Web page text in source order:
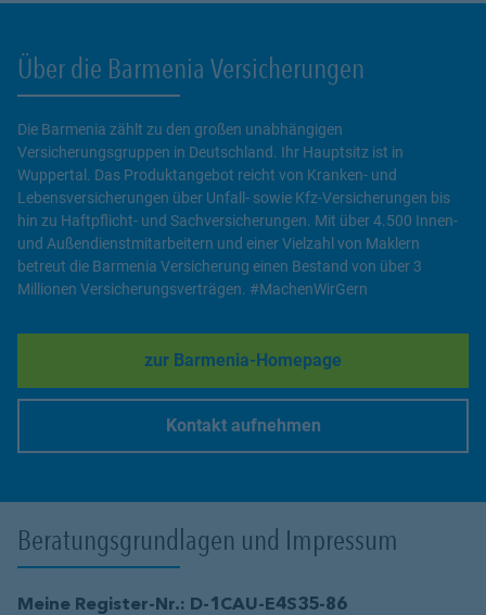
Über die Barmenia Versicherungen
Die Barmenia zählt zu den großen unabhängigen
Versicherungsgruppen in Deutschland. Ihr Hauptsitz ist in
Wuppertal. Das Produktangebot reicht von Kranken- und
Lebensversicherungen über Unfall- sowie Kfz-Versicherungen bis
hin zu Haftpflicht- und Sachversicherungen. Mit über 4.500 Innen-
und Außendienstmitarbeitern und einer Vielzahl von Maklern
betreut die Barmenia Versicherung einen Bestand von über 3
Millionen Versicherungsverträgen. #MachenWirGern
zur Barmenia-Homepage
Link Opens in New Tab
Kontakt aufnehmen
Beratungsgrundlagen und Impressum
Meine Register-Nr.: D-1CAU-E4S35-86